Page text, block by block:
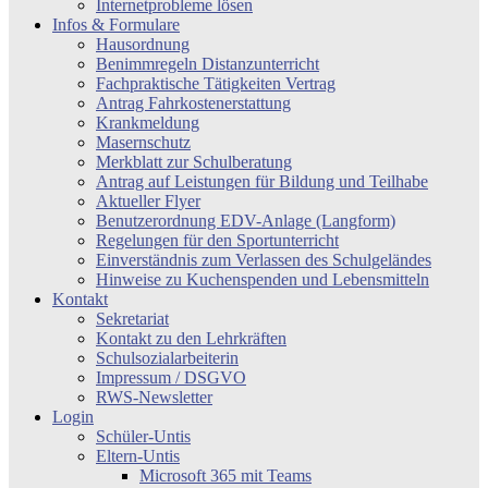
Internetprobleme lösen
Infos & Formulare
Hausordnung
Benimmregeln Distanzunterricht
Fachpraktische Tätigkeiten Vertrag
Antrag Fahrkostenerstattung
Krankmeldung
Masernschutz
Merkblatt zur Schulberatung
Antrag auf Leistungen für Bildung und Teilhabe
Aktueller Flyer
Benutzerordnung EDV-Anlage (Langform)
Regelungen für den Sportunterricht
Einverständnis zum Verlassen des Schulgeländes
Hinweise zu Kuchenspenden und Lebensmitteln
Kontakt
Sekretariat
Kontakt zu den Lehrkräften
Schulsozialarbeiterin
Impressum / DSGVO
RWS-Newsletter
Login
Schüler-Untis
Eltern-Untis
Microsoft 365 mit Teams